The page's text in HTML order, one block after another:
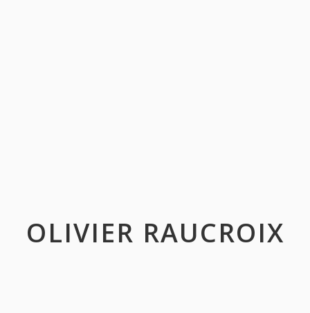
OLIVIER RAUCROIX